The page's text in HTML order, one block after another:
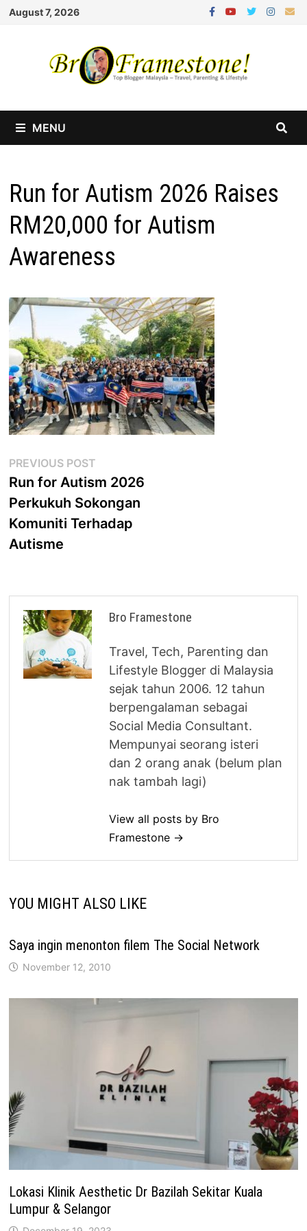
Skip
August 7, 2026
MENU
Run for Autism 2026 Raises
RM20,000 for Autism
Awareness
Post
navigation
PREVIOUS POST
post:
Run for Autism 2026
Perkukuh Sokongan
Komuniti Terhadap
Autisme
Bro Framestone
Travel, Tech, Parenting dan
Lifestyle Blogger di Malaysia
sejak tahun 2006. 12 tahun
berpengalaman sebagai
Social Media Consultant.
Mempunyai seorang isteri
dan 2 orang anak (belum plan
nak tambah lagi)
View all posts by Bro
Framestone →
YOU MIGHT ALSO LIKE
Saya ingin menonton filem The Social Network
November 12, 2010
Lokasi Klinik Aesthetic Dr Bazilah Sekitar Kuala
Lumpur & Selangor